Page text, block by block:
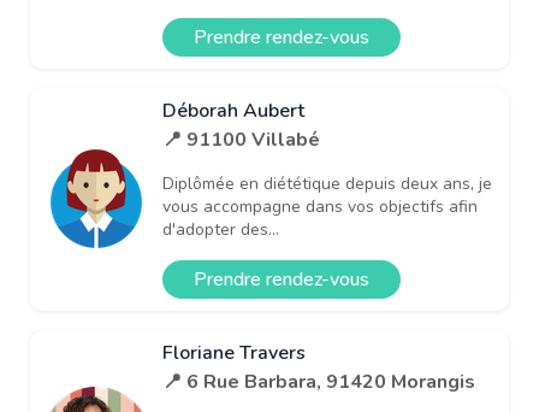
Prendre rendez-vous
Déborah Aubert
📍 91100 Villabé
Diplômée en diététique depuis deux ans, je
vous accompagne dans vos objectifs afin
d'adopter des...
Prendre rendez-vous
Floriane Travers
📍 6 Rue Barbara, 91420 Morangis